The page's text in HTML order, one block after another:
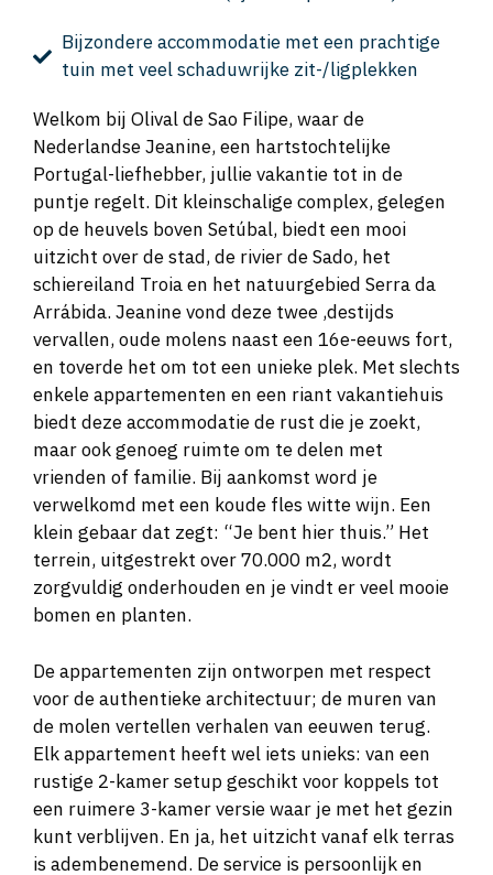
Bijzondere accommodatie met een prachtige
tuin met veel schaduwrijke zit-/ligplekken
Welkom bij Olival de Sao Filipe, waar de
Nederlandse Jeanine, een hartstochtelijke
Portugal-liefhebber, jullie vakantie tot in de
puntje regelt. Dit kleinschalige complex, gelegen
op de heuvels boven Setúbal, biedt een mooi
uitzicht over de stad, de rivier de Sado, het
schiereiland Troia en het natuurgebied Serra da
Arrábida. Jeanine vond deze twee ,destijds
vervallen, oude molens naast een 16e-eeuws fort,
en toverde het om tot een unieke plek. Met slechts
enkele appartementen en een riant vakantiehuis
biedt deze accommodatie de rust die je zoekt,
maar ook genoeg ruimte om te delen met
vrienden of familie. Bij aankomst word je
verwelkomd met een koude fles witte wijn. Een
klein gebaar dat zegt: “Je bent hier thuis.” Het
terrein, uitgestrekt over 70.000 m2, wordt
zorgvuldig onderhouden en je vindt er veel mooie
bomen en planten.
De appartementen zijn ontworpen met respect
voor de authentieke architectuur; de muren van
de molen vertellen verhalen van eeuwen terug.
Elk appartement heeft wel iets unieks: van een
rustige 2-kamer setup geschikt voor koppels tot
een ruimere 3-kamer versie waar je met het gezin
kunt verblijven. En ja, het uitzicht vanaf elk terras
is adembenemend. De service is persoonlijk en